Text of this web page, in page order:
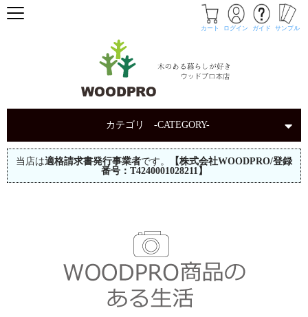
カート ログイン ガイド サンプル
カテゴリ -CATEGORY-
当店は適格請求書発行事業者です。
【株式会社WOODPRO/登録
番号：T4240001028211】